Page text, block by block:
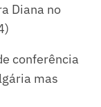
Diana no
conferência
mas